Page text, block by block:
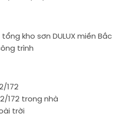
kho sơn DULUX miền Bắc
trình
172
172 trong nhà
trời